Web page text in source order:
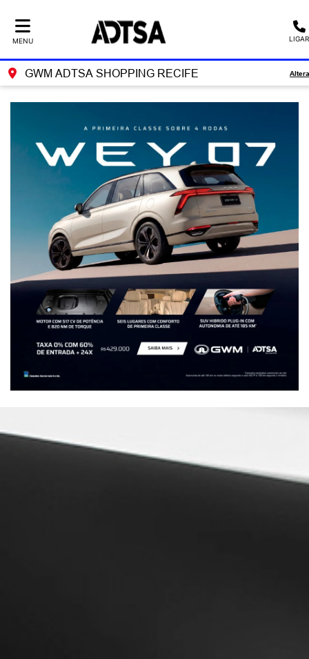
MENU LIGAR
GWM ADTSA SHOPPING RECIFE